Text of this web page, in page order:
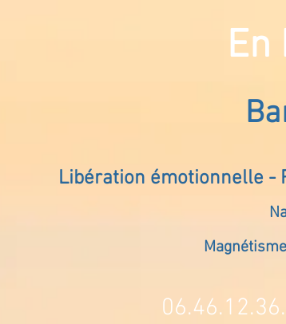
En
Libération émotionnelle -